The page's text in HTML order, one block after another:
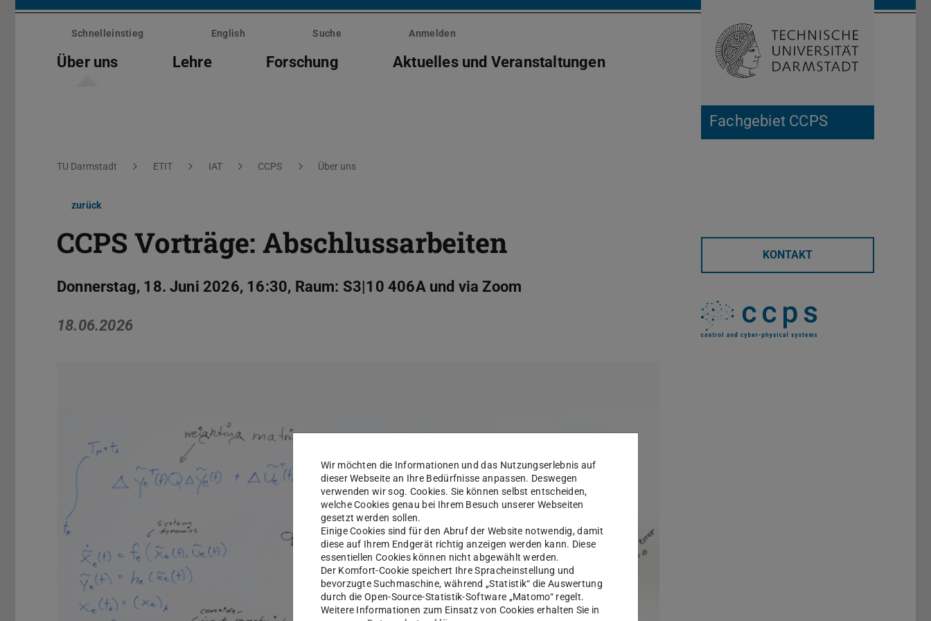
Menü
überspringen
Fachgebiet CCPS
Schnelleinstieg English Suche Anmelden
Über uns Lehre Forschung Aktuelles und Veranstaltungen Suche öffnen
Sie befinden sich hier:
TU Darmstadt ETIT IAT CCPS Über uns
zurück
CCPS Vorträge: Abschlussarbeiten
Donnerstag, 18. Juni 2026, 16:30, Raum: S3|10 406A und via Zoom
18.06.2026
KONTAKT
Wir möchten die Informationen und das Nutzungserlebnis auf
dieser Webseite an Ihre Bedürfnisse anpassen. Deswegen
verwenden wir sog. Cookies. Sie können selbst entscheiden,
welche Cookies genau bei Ihrem Besuch unserer Webseiten
gesetzt werden sollen.
Einige Cookies sind für den Abruf der Website notwendig, damit
diese auf Ihrem Endgerät richtig anzeigen werden kann. Diese
essentiellen Cookies können nicht abgewählt werden.
Der Komfort-Cookie speichert Ihre Spracheinstellung und
bevorzugte Suchmaschine, während „Statistik“ die Auswertung
durch die Open-Source-Statistik-Software „Matomo“ regelt.
Weitere Informationen zum Einsatz von Cookies erhalten Sie in